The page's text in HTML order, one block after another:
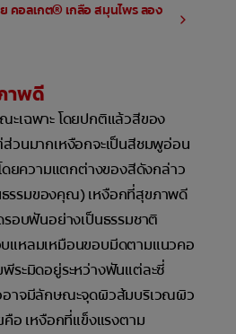
คอลเกต® เกลือ สมุนไพร ลอง
าพดี
ะเฉพาะ โดยปกติแล้วสีของ
วนมากเหงือกจะเป็นสีชมพูอ่อน
ดยความแตกต่างของสีดังกล่าว
รมของคุณ) เหงือกที่สุขภาพดี
รอบฟันอย่างเป็นธรรมชาติ
แหลมเหมือนขอบมีดตามแนวคอ
ระมิดอยู่ระหว่างฟันแต่ละซี่
อาจมีลักษณะจุดผิวส้มบริเวณผิว
คือ เหงือกที่แข็งแรงตาม